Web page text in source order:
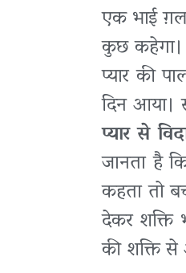
एक भाई
कुछ कहेगा।
प्यार की
दिन
प्यार से
जानता है
कहता तो
देकर शक्ति
की शक्ति